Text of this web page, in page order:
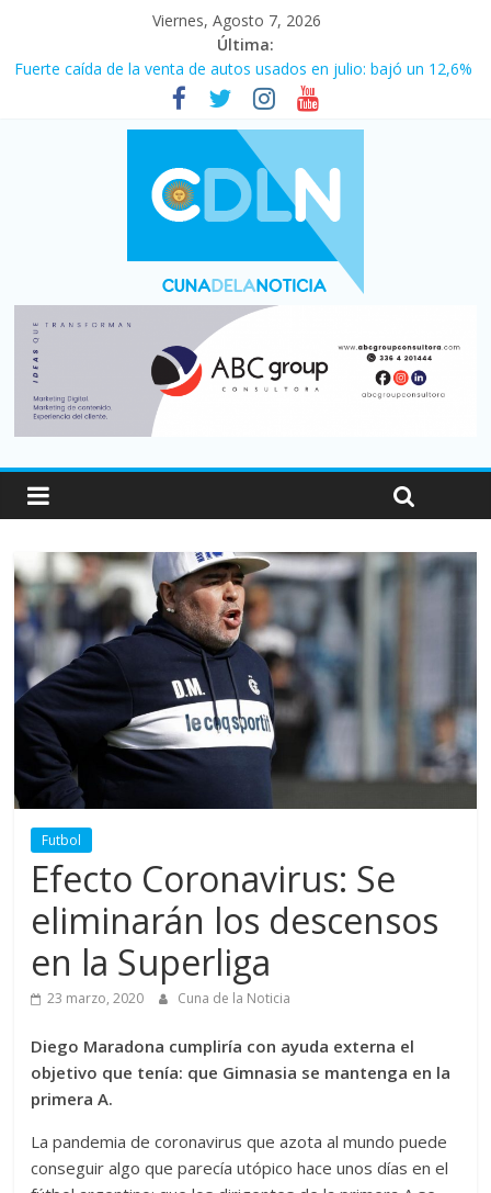
Viernes, Agosto 7, 2026
Última:
Fuerte caída de la venta de autos usados en julio: bajó un 12,6%
Central venció 1 a 0 al River de Coudet en el Monumental
La morosidad alcanzó su nivel más alto en dos décadas y ya
afecta a 400 mil deudores en Santa Fe
Desde que asumió Milei cerraron 41.000 kioscos: el sector
denuncia crisis como en 2001
Vacaciones de invierno con más movimiento y consumo
turístico: 4,6 millones de personas viajaron por el país, un 5,9%
Futbol
Efecto Coronavirus: Se
eliminarán los descensos
en la Superliga
23 marzo, 2020 Cuna de la Noticia
Diego Maradona cumpliría con ayuda externa el
objetivo que tenía: que Gimnasia se mantenga en la
primera A.
La pandemia de coronavirus que azota al mundo puede
conseguir algo que parecía utópico hace unos días en el